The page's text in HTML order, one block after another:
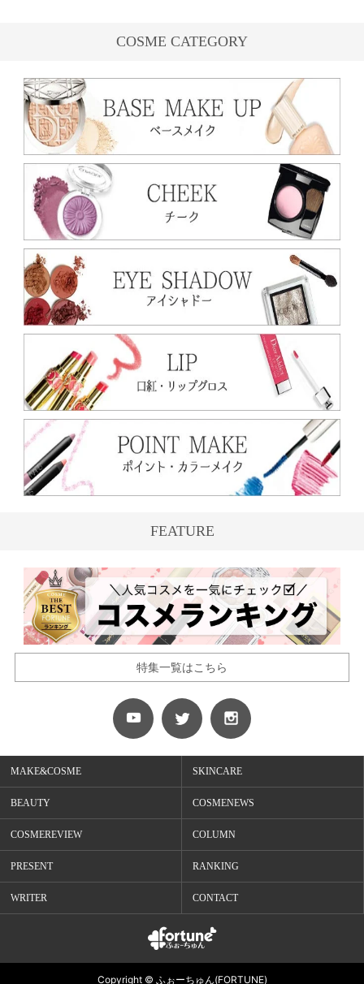
COSME CATEGORY
FEATURE
特集一覧はこちら
MAKE&COSME SKINCARE
BEAUTY COSMENEWS
COSMEREVIEW COLUMN
PRESENT RANKING
WRITER CONTACT
Copyright © ふぉーちゅん(FORTUNE)